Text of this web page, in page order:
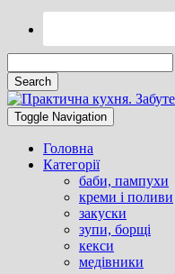
Search
Searching
is
in
progress
Toggle
header
Toggle Navigation
Головна
Категорії
баби, пампухи
креми і поливи
закуски
зупи, борщі
кекси
медівники